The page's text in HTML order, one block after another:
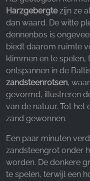
Harzgebergtezijn ze
dan waard. De witte
dennenbos is
biedt daarom ruimte
klimmen en te
ontspannen in de
zandsteenrotsen,
gevormd, illustreren
van de natuur. Tot het
zand gewonnen.
Een paar minuten
zandsteengrot onder
worden. De donkere
te spelen, terwijl een
3 maanden - 1
Cookies voor
informatie. Deze
hoe onze
Google
Name:
_ga, _gid,
Provider:
Google LLC